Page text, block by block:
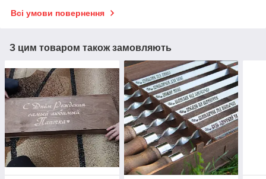
Всі умови повернення
З цим товаром також замовляють